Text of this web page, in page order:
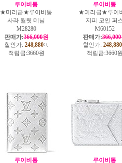
루이비통
★미러급★루이비통
사라 월릿 데님
M28280
판매가:366,000원
할인가: 248,880
적립금:3660원
루이비통
★미러급★루이
지피 코인 퍼
M60152
판매가:
할인가: 248,880
적립금:3660
루이비통
루이비통